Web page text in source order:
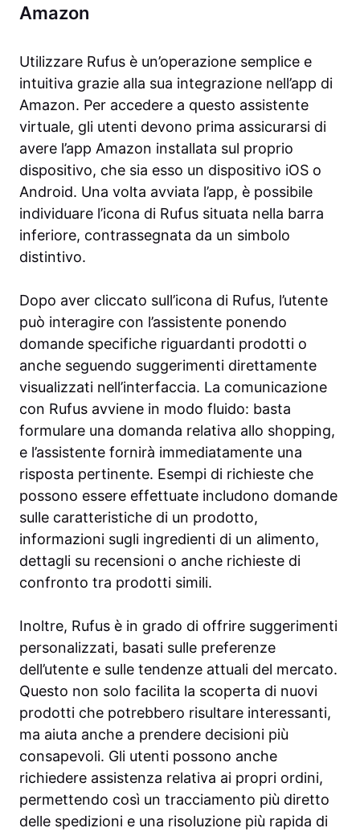
Amazon
Utilizzare Rufus è un’operazione semplice e
intuitiva grazie alla sua integrazione nell’app di
Amazon. Per accedere a questo assistente
virtuale, gli utenti devono prima assicurarsi di
avere l’app Amazon installata sul proprio
dispositivo, che sia esso un dispositivo iOS o
Android. Una volta avviata l’app, è possibile
individuare l’icona di Rufus situata nella barra
inferiore, contrassegnata da un simbolo
distintivo.
Dopo aver cliccato sull’icona di Rufus, l’utente
può interagire con l’assistente ponendo
domande specifiche riguardanti prodotti o
anche seguendo suggerimenti direttamente
visualizzati nell’interfaccia. La comunicazione
con Rufus avviene in modo fluido: basta
formulare una domanda relativa allo shopping,
e l’assistente fornirà immediatamente una
risposta pertinente. Esempi di richieste che
possono essere effettuate includono domande
sulle caratteristiche di un prodotto,
informazioni sugli ingredienti di un alimento,
dettagli su recensioni o anche richieste di
confronto tra prodotti simili.
Inoltre, Rufus è in grado di offrire suggerimenti
personalizzati, basati sulle preferenze
dell’utente e sulle tendenze attuali del mercato.
Questo non solo facilita la scoperta di nuovi
prodotti che potrebbero risultare interessanti,
ma aiuta anche a prendere decisioni più
consapevoli. Gli utenti possono anche
richiedere assistenza relativa ai propri ordini,
permettendo così un tracciamento più diretto
delle spedizioni e una risoluzione più rapida di